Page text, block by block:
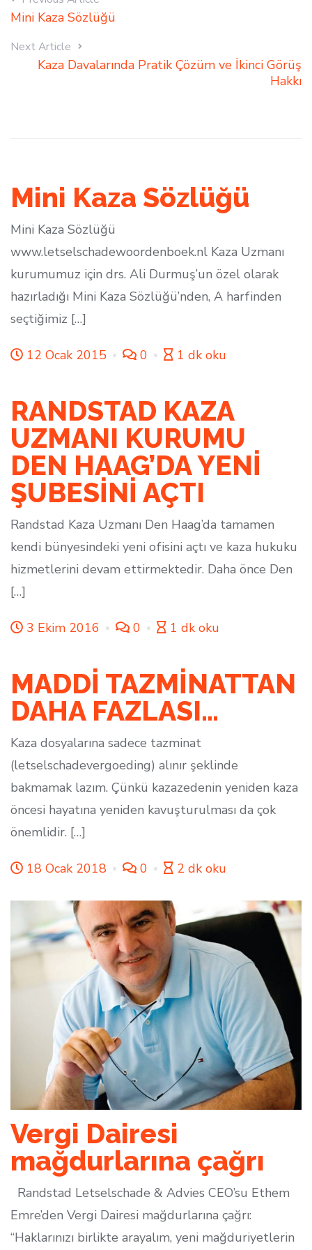
Mini Kaza Sözlüğü
Next Article
Kaza Davalarında Pratik Çözüm ve İkinci Görüş
Hakkı
Mini Kaza Sözlüğü
Mini Kaza Sözlüğü
www.letselschadewoordenboek.nl Kaza Uzmanı
kurumumuz için drs. Ali Durmuş’un özel olarak
hazırladığı Mini Kaza Sözlüğü’nden, A harfinden
seçtiğimiz […]
12 Ocak 2015 0 1 dk oku
RANDSTAD KAZA
UZMANI KURUMU
DEN HAAG’DA YENİ
ŞUBESİNİ AÇTI
Randstad Kaza Uzmanı Den Haag’da tamamen
kendi bünyesindeki yeni ofisini açtı ve kaza hukuku
hizmetlerini devam ettirmektedir. Daha önce Den
[…]
3 Ekim 2016 0 1 dk oku
MADDİ TAZMİNATTAN
DAHA FAZLASI…
Kaza dosyalarına sadece tazminat
(letselschadevergoeding) alınır şeklinde
bakmamak lazım. Çünkü kazazedenin yeniden kaza
öncesi hayatına yeniden kavuşturulması da çok
önemlidir. […]
18 Ocak 2018 0 2 dk oku
Vergi Dairesi
mağdurlarına çağrı
Randstad Letselschade & Advies CEO’su Ethem
Emre’den Vergi Dairesi mağdurlarına çağrı:
“Haklarınızı birlikte arayalım, yeni mağduriyetlerin